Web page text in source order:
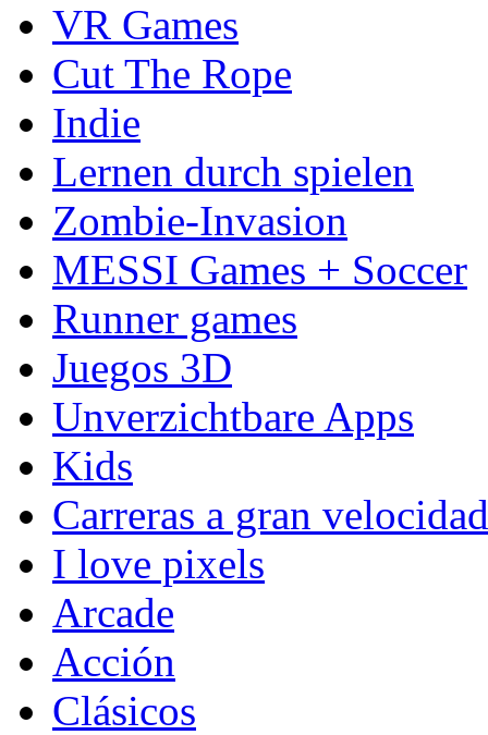
VR Games
Cut The Rope
Indie
Lernen durch spielen
Zombie-Invasion
MESSI Games + Soccer
Runner games
Juegos 3D
Unverzichtbare Apps
Kids
Carreras a gran velocidad
I love pixels
Arcade
Acción
Clásicos